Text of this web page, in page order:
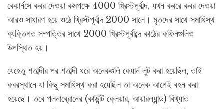
কেয়ার্নসে কবর দেওয়া কমপক্ষে 4000 খ্রিস্টপূর্বাব্দ, যখন কবরে কবর দেওয়া
আরও সাধারণ হয়ে ওঠে খ্রিস্টপূর্বাব্দ 2000 সালে। মৃতদের সাথে সমাধিস্থ
ব্যক্তিগত সম্পত্তির সাথে 2000 খ্রিস্টপূর্বাব্দে কাঠের কফিনগুলিও
উপস্থিত হয়।
যেহেতু শতাব্দীর পর শতাব্দী ধরে অনেকগুলি কেয়ার্ন লুট করা হয়েছিল, তাই
কবরস্থানে যা কিছু সমাধিস্থ করা হয়েছিল তা অনেক আগেই বহন করা
হয়েছে। তবে পলনাব্রোনের (কাউন্টি ক্লেয়ার, আয়ারল্যান্ড) বিখ্যাত